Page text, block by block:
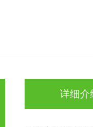
详细介